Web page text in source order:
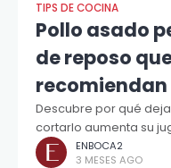
TIPS DE COCINA
Pollo asado
de reposo
recomiendan
Descubre por qué
cortarlo aumenta su
ENBOCA2
3 MESES AGO